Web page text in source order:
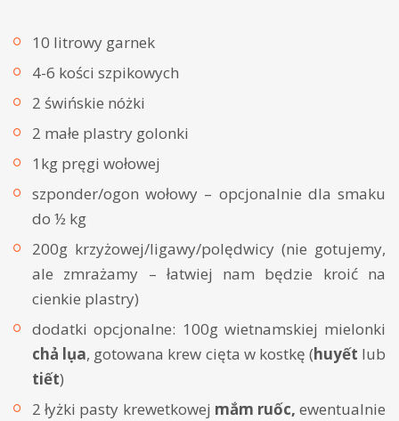
10 litrowy garnek
4-6 kości szpikowych
2 świńskie nóżki
2 małe plastry golonki
1kg pręgi wołowej
szponder/ogon wołowy – opcjonalnie dla smaku
do ½ kg
200g krzyżowej/ligawy/polędwicy (nie gotujemy,
ale zmrażamy – łatwiej nam będzie kroić na
cienkie plastry)
dodatki opcjonalne: 100g wietnamskiej mielonki
chả lụa, gotowana krew cięta w kostkę (huyết lub
tiết)
2 łyżki pasty krewetkowej mắm ruốc, ewentualnie